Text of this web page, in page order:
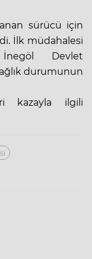
sürücü için
İlk müdahalesi
Devlet
durumunun
kazayla ilgili